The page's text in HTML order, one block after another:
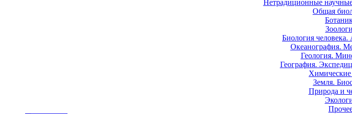
Нетрадиционные
Общая
Биология
Океанография.
Геология.
География.
Химические
Земля.
Природа и